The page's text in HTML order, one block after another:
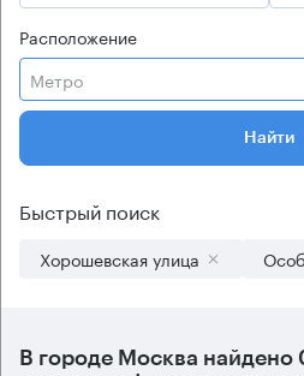
Расположение
Метро
Найти
Быстрый поиск
Хорошевская улица
В городе Москва найдено